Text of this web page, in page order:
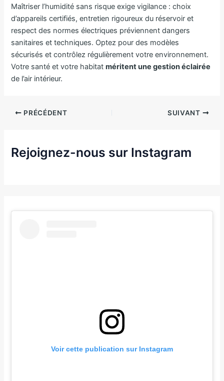
Maîtriser l’humidité sans risque exige vigilance : choix
d’appareils certifiés, entretien rigoureux du réservoir et
respect des normes électriques préviennent dangers
sanitaires et techniques. Optez pour des modèles
sécurisés et contrôlez régulièrement votre environnement.
Votre santé et votre habitatméritent une gestion éclairée
de l’air intérieur.
PRÉCÉDENT SUIVANT
Rejoignez-nous sur Instagram
Voir cette publication sur Instagram